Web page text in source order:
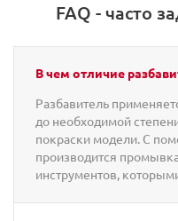
FAQ - часто
В чем отличие
Разбавитель
до необходимой
покраски модели. С
производится
инструментов,